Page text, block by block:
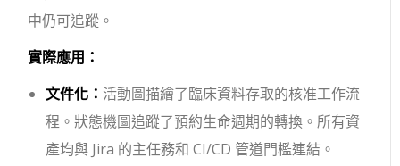
中仍可追蹤。
實際應用：
文件化： 活動圖描繪了臨床資料存取的核准工作流
程。狀態機圖追蹤了預約生命週期的轉換。所有資
產均與 Jira 的主任務和 CI/CD 管道門檻連結。